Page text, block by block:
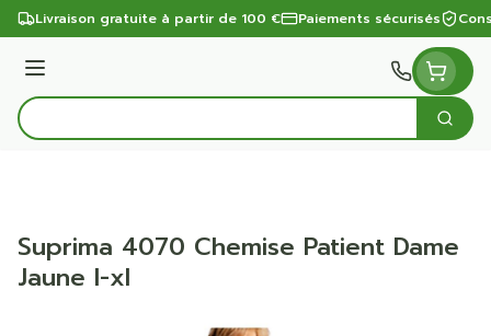
Aller au contenu
Livraison gratuite à partir de 100 € Paiements sécurisés
Menu
Rechercher
Suprima 4070 Chemise Patient Dame
Jaune l-xl